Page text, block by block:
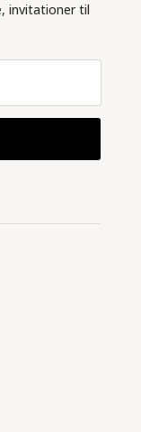
invitationer til